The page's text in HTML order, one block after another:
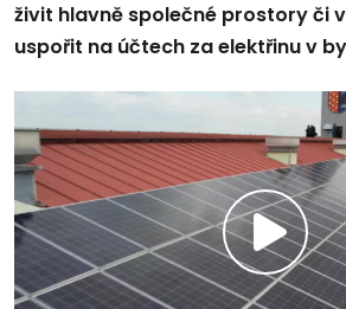
živit hlavně společné prostory či
uspořit na účtech za elektřinu v